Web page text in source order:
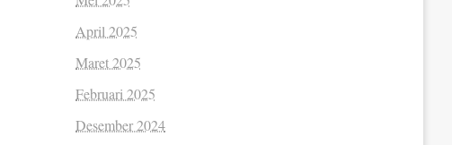
April 2025
Maret 2025
Februari 2025
Desember 2024